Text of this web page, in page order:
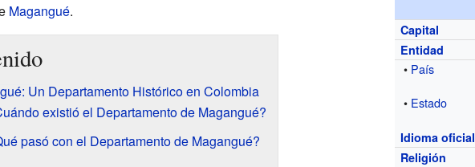
Capital
Entidad
• País
• Estado
Idioma oficial
Religión
Magangué.
Un Departamento Histórico en Colombia
existió el Departamento de Magangué?
pasó con el Departamento de Magangué?